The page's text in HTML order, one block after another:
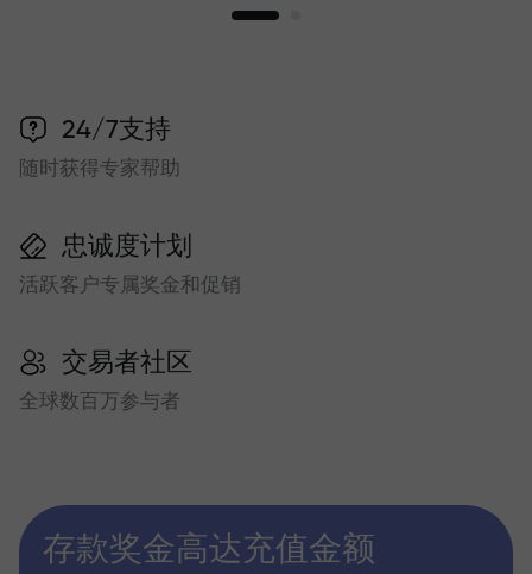
24/7支持
随时获得专家帮助
忠诚度计划
活跃客户专属奖金和促销
交易者社区
全球数百万参与者
存款奖金高达充值金额